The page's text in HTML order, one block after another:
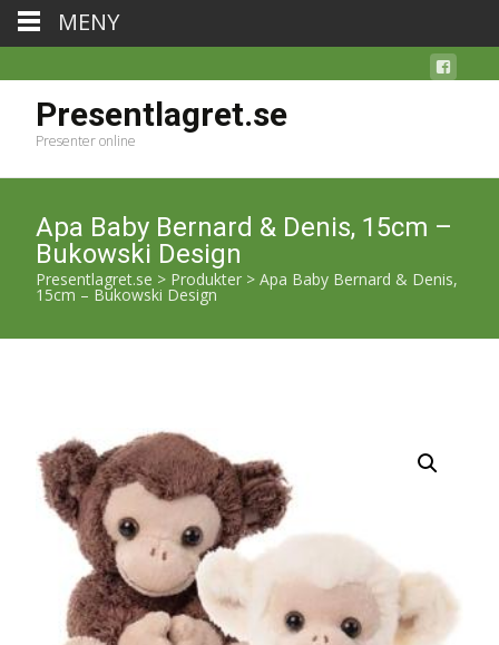
Presentlagret.se
Presenter online
Apa Baby Bernard & Denis, 15cm –
Bukowski Design
Presentlagret.se > Produkter > Apa Baby Bernard & Denis,
15cm – Bukowski Design
MENY